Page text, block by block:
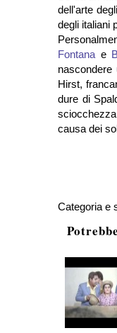
dell'arte
degli italiani
Fontana e
Hirst,
dure di
causa dei
Categoria e